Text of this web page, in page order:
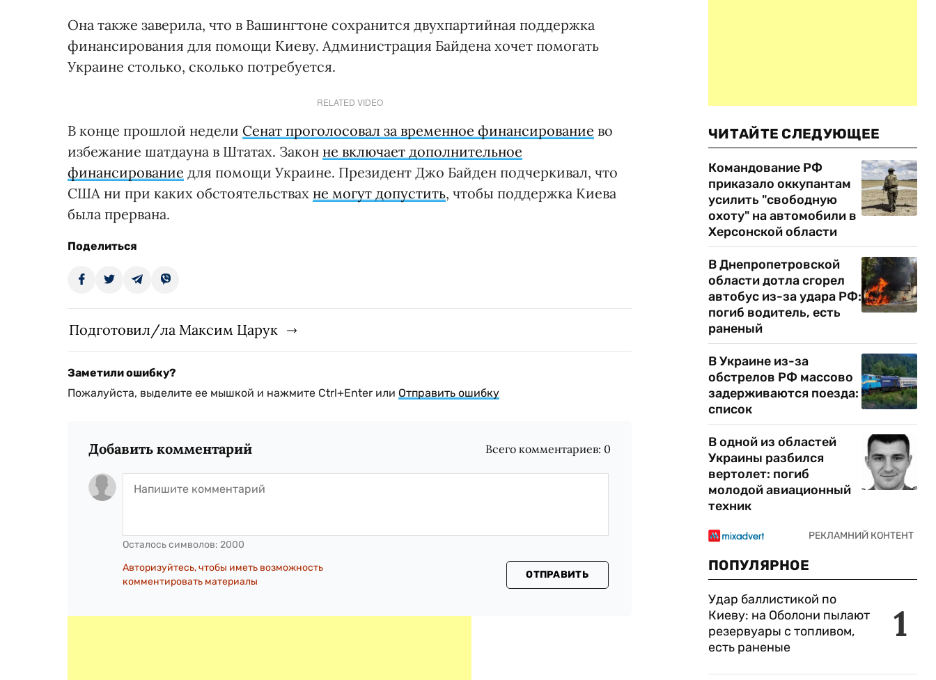
Она также заверила, что в Вашингтоне сохранится двухпартийная поддержка
финансирования для помощи Киеву. Администрация Байдена хочет помогать
Украине столько, сколько потребуется.
RELATED VIDEO
В конце прошлой недели Сенат проголосовал за временное финансирование во
избежание шатдауна в Штатах. Закон не включает дополнительное
финансирование для помощи Украине. Президент Джо Байден подчеркивал, что
США ни при каких обстоятельствах не могут допустить, чтобы поддержка Киева
была прервана.
Поделиться
Подготовил/ла Максим Царук
Заметили ошибку?
Пожалуйста, выделите ее мышкой и нажмите Ctrl+Enter или Отправить ошибку
Добавить комментарий Всего комментариев: 0
Осталось символов: 2000
Авторизуйтесь, чтобы иметь возможность
комментировать материалы
ОТПРАВИТЬ
ЧИТАЙТЕ СЛЕДУЮЩЕЕ
Командование РФ
приказало оккупантам
усилить "свободную
охоту" на автомобили в
Херсонской области
В Днепропетровской
области дотла сгорел
автобус из-за удара РФ:
погиб водитель, есть
раненый
В Украине из-за
обстрелов РФ массово
задерживаются поезда:
список
В одной из областей
Украины разбился
вертолет: погиб
молодой авиационный
техник
ПОПУЛЯРНОЕ
1
Удар баллистикой по
Киеву: на Оболони пылают
резервуары с топливом,
есть раненые